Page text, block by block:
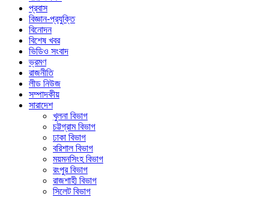
প্রবাস
বিজ্ঞান-প্রযুক্তি
বিনোদন
বিশেষ খবর
ভিডিও সংবাদ
ভ্রমণ
রাজনীতি
লীড নিউজ
সম্পাদকীয়
সারাদেশ
খুলনা বিভাগ
চট্টগ্রাম বিভাগ
ঢাকা বিভাগ
বরিশাল বিভাগ
ময়মনসিংহ বিভাগ
রংপুর বিভাগ
রাজশাহী বিভাগ
সিলেট বিভাগ